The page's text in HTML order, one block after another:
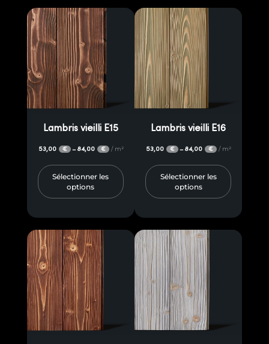
Lambris vieilli E15
53,00 € – 84,00 € / m²
Sélectionner les
options
Lambris vieilli E16
53,00 € – 84,00 € / m²
Sélectionner les
options